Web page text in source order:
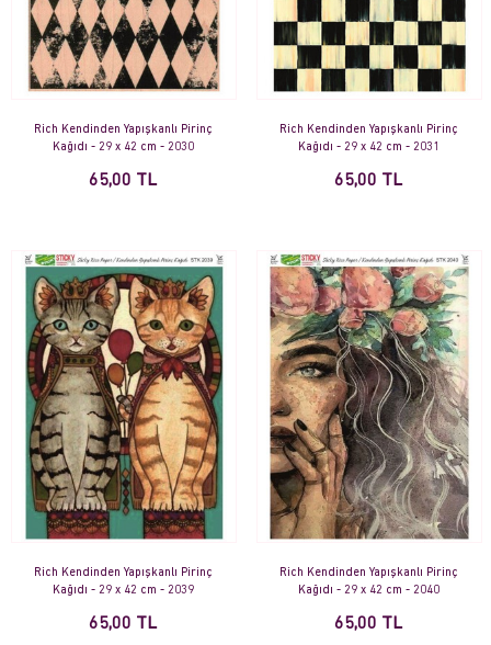
Rich Kendinden Yapışkanlı Pirinç
Kağıdı - 29 x 42 cm - 2030
65,00 TL
Rich Kendinden Yapışkanlı Pirinç
Kağıdı - 29 x 42 cm - 2031
65,00 TL
Rich Kendinden Yapışkanlı Pirinç
Kağıdı - 29 x 42 cm - 2039
65,00 TL
Rich Kendinden Yapışkanlı Pirinç
Kağıdı - 29 x 42 cm - 2040
65,00 TL